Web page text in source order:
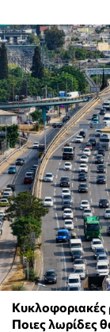
Κυκλοφοριακές
Ποιες λωρίδες